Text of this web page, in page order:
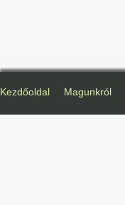
Kezdőoldal Magunkról